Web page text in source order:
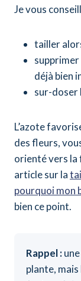
Je vous
tailler
déjà bien
sur-doser
L’azote
des fleurs,
orienté vers la
article sur la
pourquoi mon
bien ce point.
Rappel :
plante,